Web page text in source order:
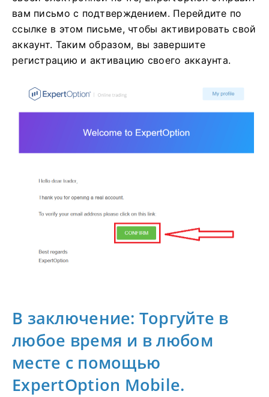
вам письмо с подтверждением. Перейдите по
ссылке в этом письме, чтобы активировать свой
аккаунт. Таким образом, вы завершите
регистрацию и активацию своего аккаунта.
В заключение: Торгуйте в
любое время и в любом
месте с помощью
ExpertOption Mobile.